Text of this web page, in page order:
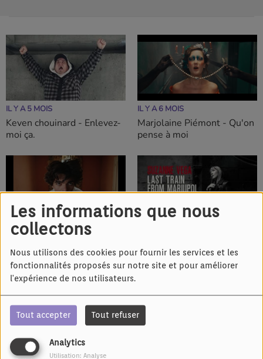
Les informations que nous
collectons
Nous utilisons des cookies pour fournir les services et les
fonctionnalités proposés sur notre site et pour améliorer
l'expérience de nos utilisateurs.
Tout accepter Tout refuser
Analytics
Utilisation: Analyse
IL Y A 5 MOIS
Keven chouinard - Enlevez-
moi ça.
IL Y A 6 MOIS
Marjolaine Piémont - Qu'on
pense à moi
IL Y A 8 MOIS
pas pour elle
from Mariupol
IL Y A 1 AN